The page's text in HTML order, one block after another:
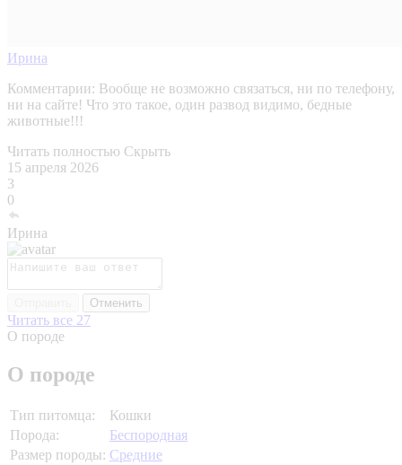
Ирина
Комментарии: Вообще не возможно связаться, ни по телефону,
ни на сайте! Что это такое, один развод видимо, бедные
животные!!!
Читать полностью Скрыть
15 апреля 2026
3
0
Ирина
Отменить
Читать все 27
О породе
О породе
Тип питомца:
Кошки
Порода:
Беспородная
Размер породы: Средние